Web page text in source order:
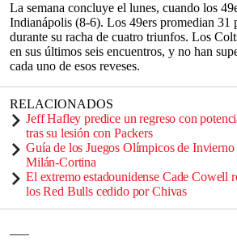
La semana concluye el lunes, cuando los
Indianápolis (8-6). Los 49ers promedian 31
durante su racha de cuatro triunfos. Los
en sus últimos seis encuentros, y no han
cada uno de esos reveses.
RELACIONADOS
Jeff Hafley predice un regreso con
tras su lesión con Packers
Guía de los Juegos Olímpicos de
Milán-Cortina
El extremo estadounidense Cade Cowell
los Red Bulls cedido por Chivas